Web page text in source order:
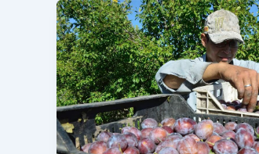
La
mermelada
de
ciruela
de
Fecoagro:
El